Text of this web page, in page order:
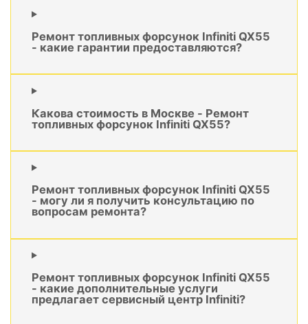
Ремонт топливных форсунок Infiniti QX55
- какие гарантии предоставляются?
Какова стоимость в Москве - Ремонт
топливных форсунок Infiniti QX55?
Ремонт топливных форсунок Infiniti QX55
- могу ли я получить консультацию по
вопросам ремонта?
Ремонт топливных форсунок Infiniti QX55
- какие дополнительные услуги
предлагает сервисный центр Infiniti?